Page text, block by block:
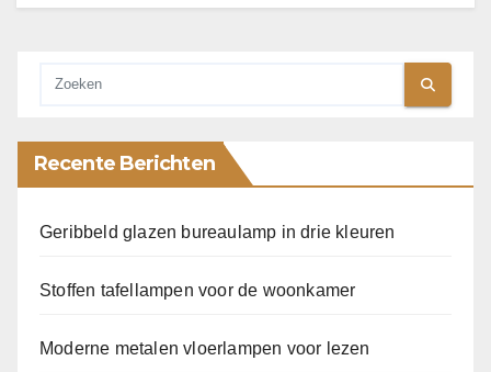
Recente Berichten
Geribbeld glazen bureaulamp in drie kleuren
Stoffen tafellampen voor de woonkamer
Moderne metalen vloerlampen voor lezen